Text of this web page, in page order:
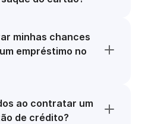
minhas chances
empréstimo no
ao contratar um
de crédito?